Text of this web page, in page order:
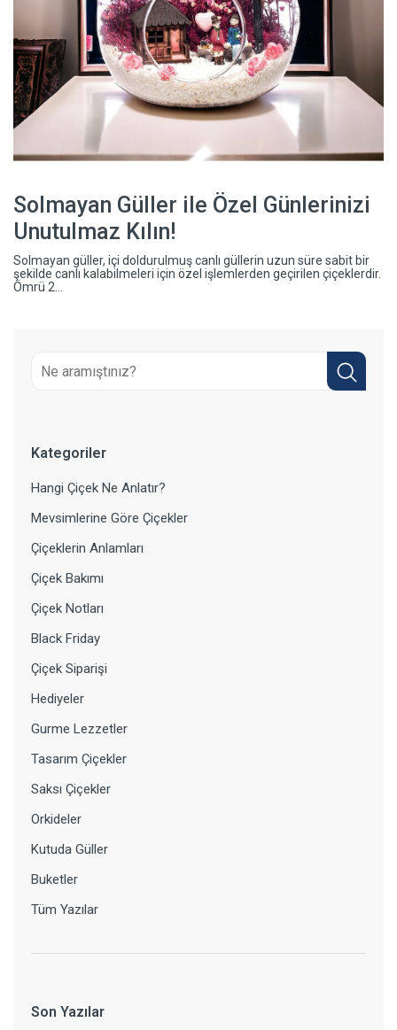
Solmayan Güller ile Özel Günlerinizi
Unutulmaz Kılın!
Solmayan güller, içi doldurulmuş canlı güllerin uzun süre sabit bir
şekilde canlı kalabilmeleri için özel işlemlerden geçirilen çiçeklerdir.
Ömrü 2...
Kategoriler
Hangi Çiçek Ne Anlatır?
Mevsimlerine Göre Çiçekler
Çiçeklerin Anlamları
Çiçek Bakımı
Çiçek Notları
Black Friday
Çiçek Siparişi
Hediyeler
Gurme Lezzetler
Tasarım Çiçekler
Saksı Çiçekler
Orkideler
Kutuda Güller
Buketler
Tüm Yazılar
Son Yazılar